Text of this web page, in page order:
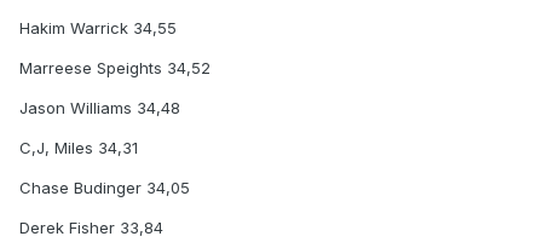
Hakim Warrick 34,55
Marreese Speights 34,52
Jason Williams 34,48
C,J, Miles 34,31
Chase Budinger 34,05
Derek Fisher 33,84